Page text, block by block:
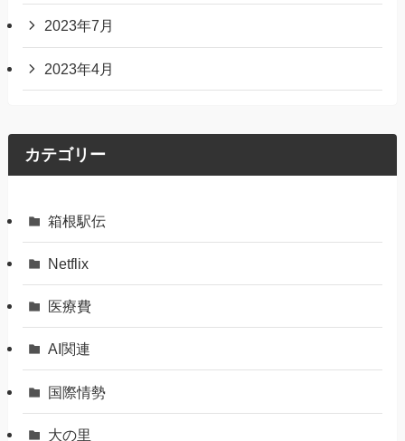
2023年7月
2023年4月
カテゴリー
箱根駅伝
Netflix
医療費
AI関連
国際情勢
大の里